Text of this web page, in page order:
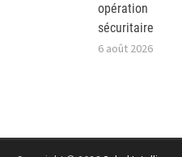
opération
sécuritaire
6 août 2026